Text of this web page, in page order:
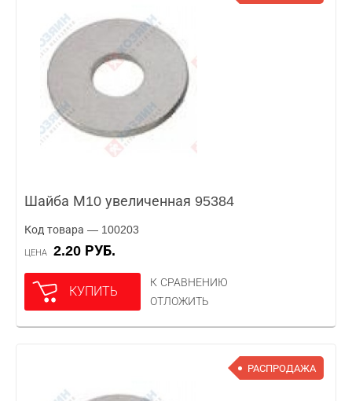
Шайба М10 увеличенная 95384
Код товара — 100203
ЦЕНА 2.20 РУБ.
КУПИТЬ
К СРАВНЕНИЮ
ОТЛОЖИТЬ
РАСПРОДАЖА